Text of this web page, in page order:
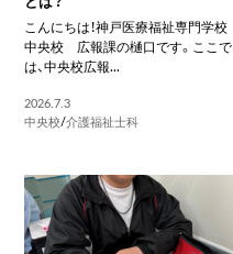
こんにちは！神戸医療福祉専門学校
中央校 広報課の樋口です。ここで
は、中央校広報...
2026.7.3
中央校/介護福祉士科